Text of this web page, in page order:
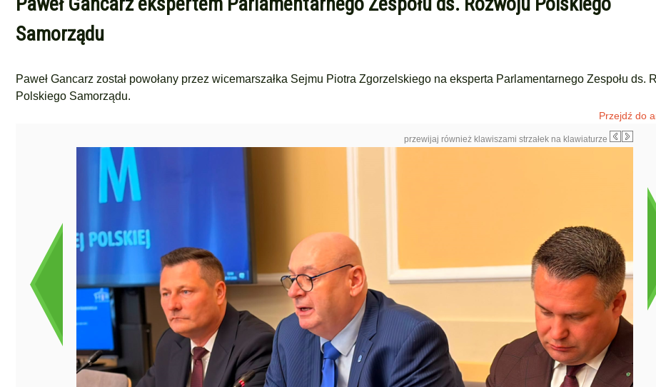
Samorządu
Paweł Gancarz został powołany przez wicemarszałka Sejmu Piotra Zgorzelskiego na eksperta Parlamentarnego Zespołu ds.
Polskiego Samorządu.
Przejdź do
przewijaj również klawiszami strzałek na klawiaturze